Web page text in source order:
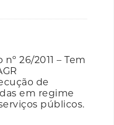
26/2011 – Tem
de
em regime
públicos.